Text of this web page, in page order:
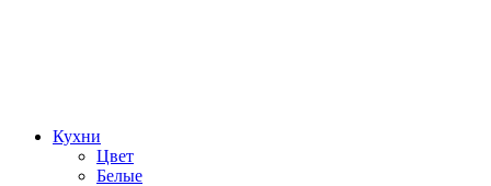
Кухни
Цвет
Белые